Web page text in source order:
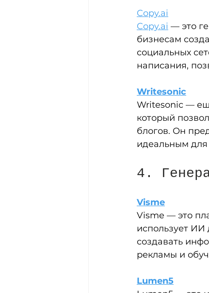
Copy.ai
Copy.ai — это
бизнесам
социальных
написания,
Writesonic
Writesonic —
который
блогов. Он
идеальным
4.
Visme
Visme — это
использует
создавать
рекламы и
Lumen5